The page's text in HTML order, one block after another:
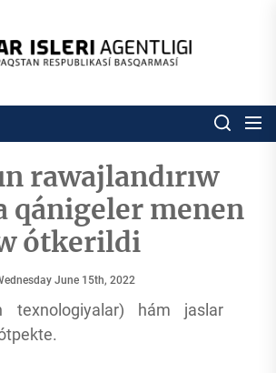
Respublikası
basqarması
jaslar isleri
rawajlandırıw
qánigeler menen
ótkerildi
June 15th, 2022
texnologiyalar) hám jaslar
ótpekte.